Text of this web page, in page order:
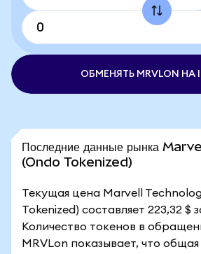
ОБМЕНЯТЬ MRVLON НА
Последние данные рынка
(Ondo Tokenized)
Текущая цена Marvell
Tokenized) составляет 223,32 $
Количество токенов в
MRVLon показывает, что